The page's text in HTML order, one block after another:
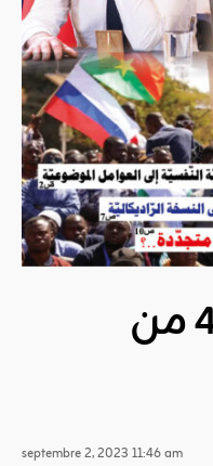
تنزيل العدد 456 من
septembre 2, 2023 11:46 am